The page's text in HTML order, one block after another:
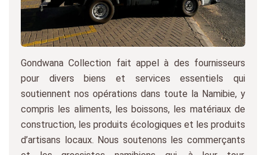
Gondwana Collection fait appel à des fournisseurs
pour divers biens et services essentiels qui
soutiennent nos opérations dans toute la Namibie, y
compris les aliments, les boissons, les matériaux de
construction, les produits écologiques et les produits
d’artisans locaux. Nous soutenons les commerçants